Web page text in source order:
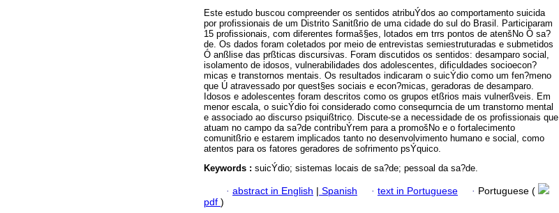
Este estudo buscou compreender os sentidos atribuÝdos ao comportamento suicida
por profissionais de um Distrito Sanitßrio de uma cidade do sul do Brasil. Participaram
15 profissionais, com diferentes formaš§es, lotados em trrs pontos de atenšNo Ó sa?
de. Os dados foram coletados por meio de entrevistas semiestruturadas e submetidos
Ó anßlise das prßticas discursivas. Foram discutidos os sentidos: desamparo social,
isolamento de idosos, vulnerabilidades dos adolescentes, dificuldades socioecon?
micas e transtornos mentais. Os resultados indicaram o suicÝdio como um fen?meno
que Ú atravessado por quest§es sociais e econ?micas, geradoras de desamparo.
Idosos e adolescentes foram descritos como os grupos etßrios mais vulnerßveis. Em
menor escala, o suicÝdio foi considerado como consequrncia de um transtorno mental
e associado ao discurso psiquißtrico. Discute-se a necessidade de os profissionais que
atuam no campo da sa?de contribuÝrem para a promošNo e o fortalecimento
comunitßrio e estarem implicados tanto no desenvolvimento humano e social, como
atentos para os fatores geradores de sofrimento psÝquico.
Keywords : suicÝdio; sistemas locais de sa?de; pessoal da sa?de.
· abstract in English | Spanish · text in Portuguese · Portuguese (
pdf )